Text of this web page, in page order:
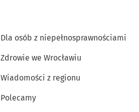
Dla osób z niepełnosprawnościami
Zdrowie we Wrocławiu
Wiadomości z regionu
Polecamy